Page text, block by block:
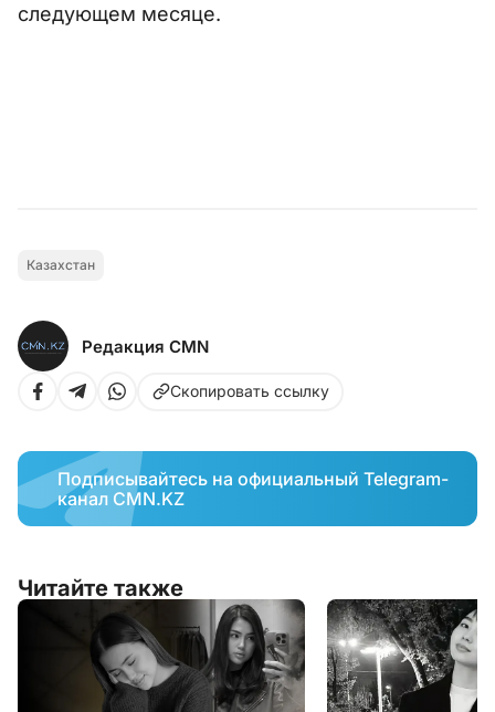
следующем месяце.
Казахстан
Редакция CMN
Скопировать ссылку
Подписывайтесь на официальный Telegram-
канал CMN.KZ
Читайте также